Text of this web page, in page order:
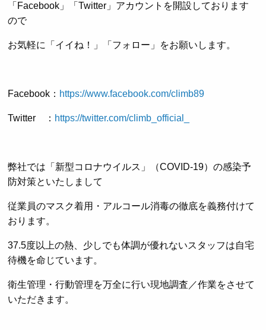
「Facebook」「Twitter」アカウントを開設しております
ので
お気軽に「イイね！」「フォロー」をお願いします。
Facebook： https://www.facebook.com/climb89
Twitter ： https://twitter.com/climb_official_
弊社では「新型コロナウイルス」（COVID-19）の感染予
防対策といたしまして
従業員のマスク着用・アルコール消毒の徹底を義務付けて
おります。
37.5度以上の熱、少しでも体調が優れないスタッフは自宅
待機を命じています。
衛生管理・行動管理を万全に行い現地調査／作業をさせて
いただきます。